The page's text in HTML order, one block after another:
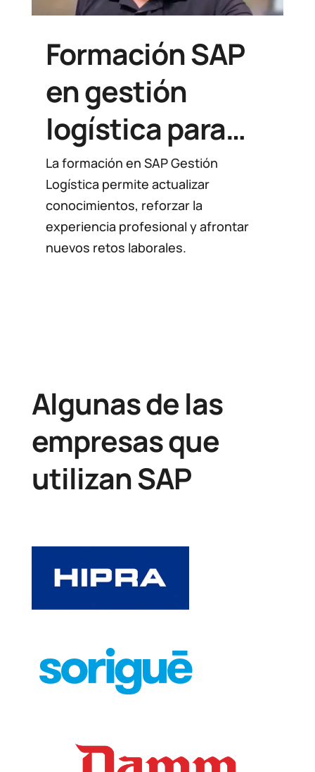
Formación SAP
en gestión
logística para
actualizarse y
aportar valor
desde el primer
La formación en SAP Gestión
Logística permite actualizar
conocimientos, reforzar la
experiencia profesional y afrontar
nuevos retos laborales.
Algunas de las
empresas que
utilizan SAP